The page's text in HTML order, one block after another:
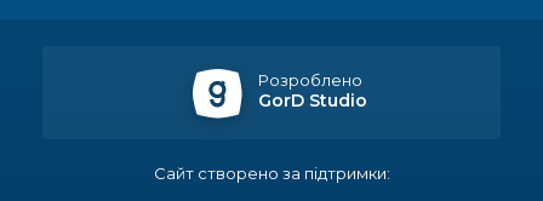
спецрахунки
Іпотеку для ВПО спростили, але з одним
Розроблено
GorD Studio
Сайт створено за підтримки: